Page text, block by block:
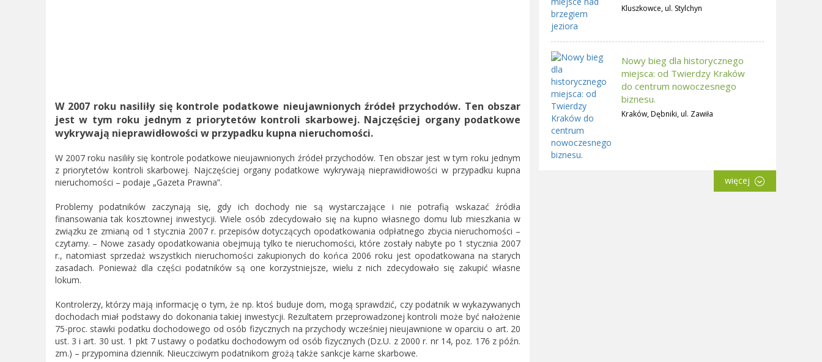
W 2007 roku nasiliły się kontrole podatkowe nieujawnionych źródeł przychodów. Ten obszar
jest w tym roku jednym z priorytetów kontroli skarbowej. Najczęściej organy podatkowe
wykrywają nieprawidłowości w przypadku kupna nieruchomości.
W 2007 roku nasiliły się kontrole podatkowe nieujawnionych źródeł przychodów. Ten obszar jest w tym roku jednym
z priorytetów kontroli skarbowej. Najczęściej organy podatkowe wykrywają nieprawidłowości w przypadku kupna
nieruchomości – podaje „Gazeta Prawna”.
Problemy podatników zaczynają się, gdy ich dochody nie są wystarczające i nie potrafią wskazać źródła
finansowania tak kosztownej inwestycji. Wiele osób zdecydowało się na kupno własnego domu lub mieszkania w
związku ze zmianą od 1 stycznia 2007 r. przepisów dotyczących opodatkowania odpłatnego zbycia nieruchomości –
czytamy. – Nowe zasady opodatkowania obejmują tylko te nieruchomości, które zostały nabyte po 1 stycznia 2007
r., natomiast sprzedaż wszystkich nieruchomości zakupionych do końca 2006 roku jest opodatkowana na starych
zasadach. Ponieważ dla części podatników są one korzystniejsze, wielu z nich zdecydowało się zakupić własne
lokum.
Kontrolerzy, którzy mają informację o tym, że np. ktoś buduje dom, mogą sprawdzić, czy podatnik w wykazywanych
dochodach miał podstawy do dokonania takiej inwestycji. Rezultatem przeprowadzonej kontroli może być nałożenie
75-proc. stawki podatku dochodowego od osób fizycznych na przychody wcześniej nieujawnione w oparciu o art. 20
ust. 3 i art. 30 ust. 1 pkt 7 ustawy o podatku dochodowym od osób fizycznych (Dz.U. z 2000 r. nr 14, poz. 176 z późn.
zm.) – przypomina dziennik. Nieuczciwym podatnikom grożą także sankcje karne skarbowe.
Kluszkowce, ul. Stylchyn
Nowy bieg dla historycznego
miejsca: od Twierdzy Kraków
do centrum nowoczesnego
biznesu.
Kraków, Dębniki, ul. Zawiła
więcej